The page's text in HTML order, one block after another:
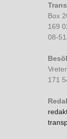
Box
169
08-
171